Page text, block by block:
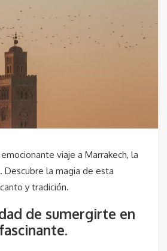
viaje a Marrakech, la
Descubre la magia de esta
y tradición.
de sumergirte en